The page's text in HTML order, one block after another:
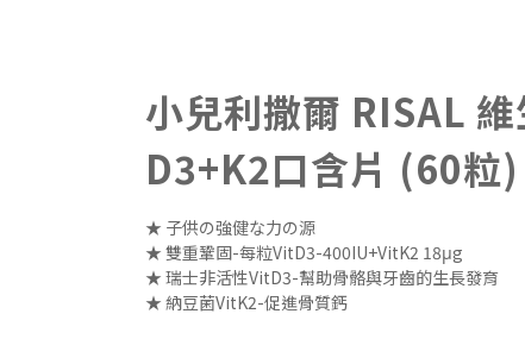
小兒利撒爾 RISAL
D3+K2口含片 (60粒)
★ 子供の強健な力の源
★ 雙重鞏固-每粒VitD3-400IU+VitK2 18μg
★ 瑞士非活性VitD3-幫助骨骼與牙齒的生長發育
★ 納豆菌VitK2-促進骨質鈣